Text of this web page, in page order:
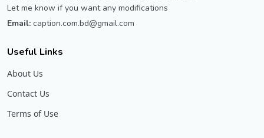
Let me know if you want any modifications
Email: caption.com.bd@gmail.com
Useful Links
About Us
Contact Us
Terms of Use